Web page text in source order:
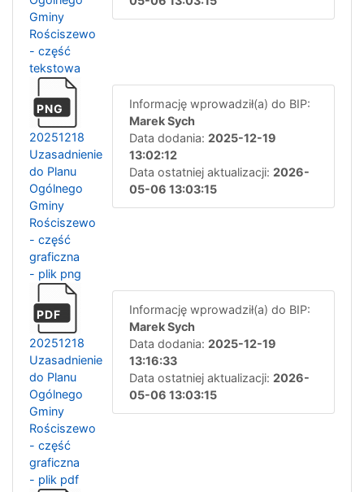
Gminy
Rościszewo
- część
tekstowa
PNG
20251218
Uzasadnienie
do Planu
Ogólnego
Gminy
Rościszewo
- część
graficzna
- plik png
Informację wprowadził(a) do BIP:
Marek Sych
Data dodania: 2025-12-19
13:02:12
Data ostatniej aktualizacji: 2026-
05-06 13:03:15
PDF
20251218
Uzasadnienie
do Planu
Ogólnego
Gminy
Rościszewo
- część
graficzna
- plik pdf
Informację wprowadził(a) do BIP:
Marek Sych
Data dodania: 2025-12-19
13:16:33
Data ostatniej aktualizacji: 2026-
05-06 13:03:15